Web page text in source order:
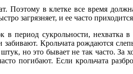
Поэтому в клетке все время
загрязняет, и ее часто
период сукрольности,
Крольчата рождаются
но это бывает не так часто. За
погибают. Если крольчата